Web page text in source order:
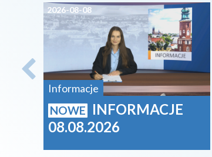
2026-08-08
Informacje
NOWE
INFORMACJE
08.08.2026